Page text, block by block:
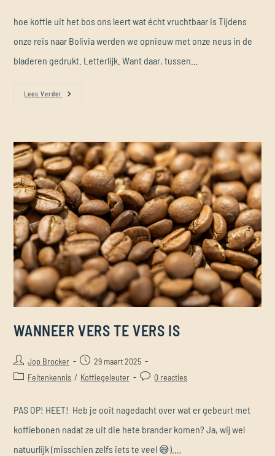
hoe koffie uit het bos ons leert wat écht vruchtbaar is Tijdens
onze reis naar Bolivia werden we opnieuw met onze neus in de
bladeren gedrukt. Letterlijk. Want daar, tussen…
Lees Verder
WANNEER VERS TE VERS IS
Jop Brocker
29 maart 2025
Feitenkennis / Koffiegeleuter 0 reacties
PAS OP! HEET! Heb je ooit nagedacht over wat er gebeurt met
koffiebonen nadat ze uit die hete brander komen? Ja, wij wel
natuurlijk (misschien zelfs iets te veel 😅).…